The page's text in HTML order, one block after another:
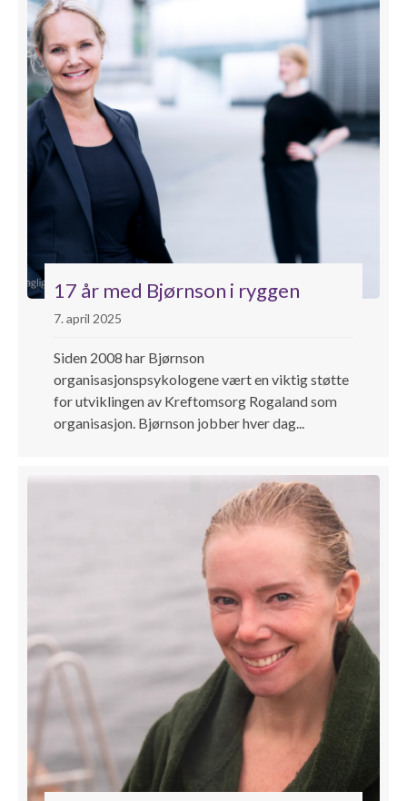
17 år med Bjørnson i ryggen
7. april 2025
Siden 2008 har Bjørnson
organisasjonspsykologene vært en viktig støtte
for utviklingen av Kreftomsorg Rogaland som
organisasjon. Bjørnson jobber hver dag...